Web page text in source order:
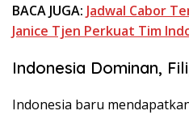
BACA JUGA: Jadwal Cabor
Janice Tjen Perkuat Tim
Indonesia Dominan,
Indonesia baru